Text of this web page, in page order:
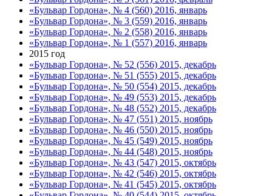
«Бульвар Гордона», № 4 (560) 2016, январь
«Бульвар Гордона», № 3 (559) 2016, январь
«Бульвар Гордона», № 2 (558) 2016, январь
«Бульвар Гордона», № 1 (557) 2016, январь
2015 год
«Бульвар Гордона», № 52 (556) 2015, декабрь
«Бульвар Гордона», № 51 (555) 2015, декабрь
«Бульвар Гордона», № 50 (554) 2015, декабрь
«Бульвар Гордона», № 49 (553) 2015, декабрь
«Бульвар Гордона», № 48 (552) 2015, декабрь
«Бульвар Гордона», № 47 (551) 2015, ноябрь
«Бульвар Гордона», № 46 (550) 2015, ноябрь
«Бульвар Гордона», № 45 (549) 2015, ноябрь
«Бульвар Гордона», № 44 (548) 2015, ноябрь
«Бульвар Гордона», № 43 (547) 2015, октябрь
«Бульвар Гордона», № 42 (546) 2015, октябрь
«Бульвар Гордона», № 41 (545) 2015, октябрь